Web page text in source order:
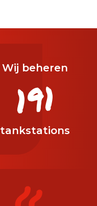
Wij beheren
198
tankstations